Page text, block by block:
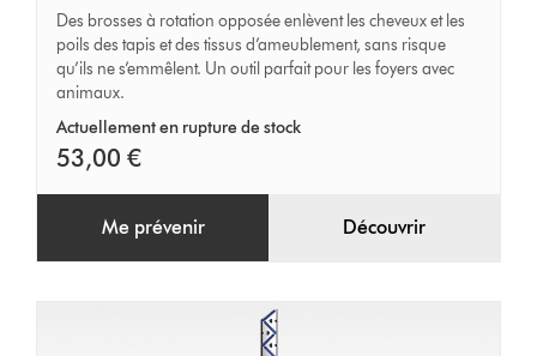
auto-
démêlante
Des brosses à rotation opposée enlèvent les cheveux et les
poils des tapis et des tissus d’ameublement, sans risque
qu’ils ne s’emmêlent. Un outil parfait pour les foyers avec
animaux.
Actuellement en rupture de stock
53,00 €
Me prévenir Découvrir